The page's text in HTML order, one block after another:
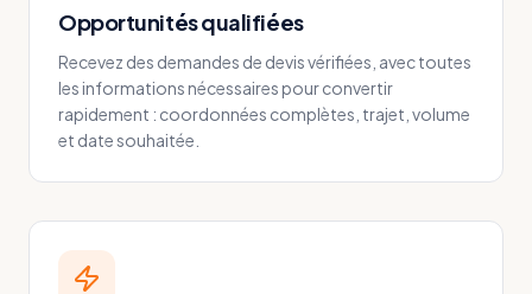
Opportunités qualifiées
Recevez des demandes de devis vérifiées, avec toutes
les informations nécessaires pour convertir
rapidement : coordonnées complètes, trajet, volume
et date souhaitée.